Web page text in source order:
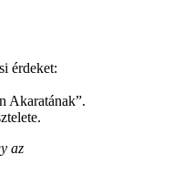
érdeket:
Akaratának”.
az